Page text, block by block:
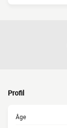
Profil
Âge